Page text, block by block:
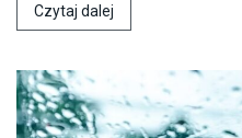
Czytaj dalej